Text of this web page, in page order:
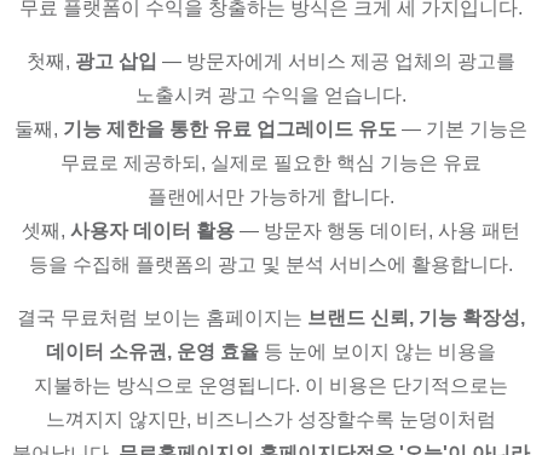
무료 플랫폼이 수익을 창출하는 방식은 크게 세 가지입니다.
첫째, 광고 삽입 — 방문자에게 서비스 제공 업체의 광고를
노출시켜 광고 수익을 얻습니다.
둘째, 기능 제한을 통한 유료 업그레이드 유도 — 기본 기능은
무료로 제공하되, 실제로 필요한 핵심 기능은 유료
플랜에서만 가능하게 합니다.
셋째, 사용자 데이터 활용 — 방문자 행동 데이터, 사용 패턴
등을 수집해 플랫폼의 광고 및 분석 서비스에 활용합니다.
결국 무료처럼 보이는 홈페이지는 브랜드 신뢰, 기능 확장성,
데이터 소유권, 운영 효율 등 눈에 보이지 않는 비용을
지불하는 방식으로 운영됩니다. 이 비용은 단기적으로는
느껴지지 않지만, 비즈니스가 성장할수록 눈덩이처럼